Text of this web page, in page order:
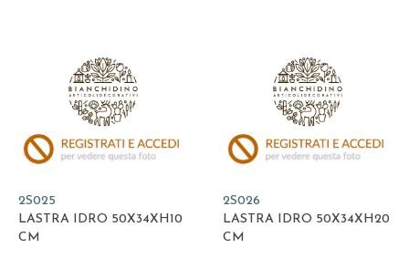
2S025
LASTRA IDRO 50X34XH10
CM
2S026
LASTRA IDRO 50X34XH20
CM